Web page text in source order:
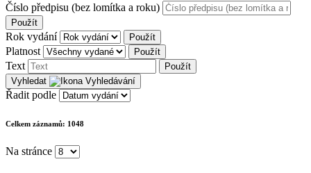
Číslo předpisu (bez lomítka a roku)
Použít
Rok vydání Použít
Platnost Použít
Text
Použít
Vyhledat
Řadit podle
Celkem záznamů: 1048
Na stránce